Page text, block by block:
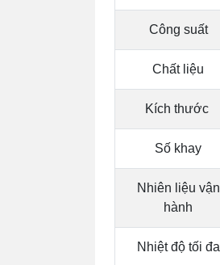
Công suất
Chất liệu
Kích thước
Số khay
Nhiên liệu vận
hành
Nhiệt độ tối đa